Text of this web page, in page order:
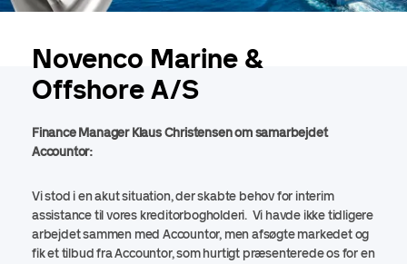
Novenco Marine &
Offshore A/S
Finance Manager Klaus Christensen om samarbejdet
Accountor:
Vi stod i en akut situation, der skabte behov for interim
assistance til vores kreditorbogholderi. Vi havde ikke tidligere
arbejdet sammen med Accountor, men afsøgte markedet og
fik et tilbud fra Accountor, som hurtigt præsenterede os for en